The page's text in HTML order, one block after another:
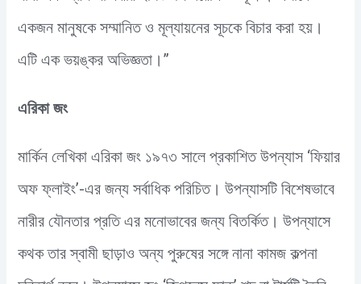
একজন মানুষকে সম্মানিত ও মূল্যায়নের সূচকে বিচার করা হয়।
এটি এক ভয়ঙ্কর অভিজ্ঞতা।”
এরিকা জং
মার্কিন লেখিকা এরিকা জং ১৯৭৩ সালে প্রকাশিত উপন্যাস ‘ফিয়ার
অফ ফ্লাইং’-এর জন্য সর্বাধিক পরিচিত। উপন্যাসটি বিশেষভাবে
নারীর যৌনতার প্রতি এর মনোভাবের জন্য বিতর্কিত। উপন্যাসে
কথক তার স্বামী ছাড়াও অন্য পুরুষের সঙ্গে নানা কামজ কল্পনা